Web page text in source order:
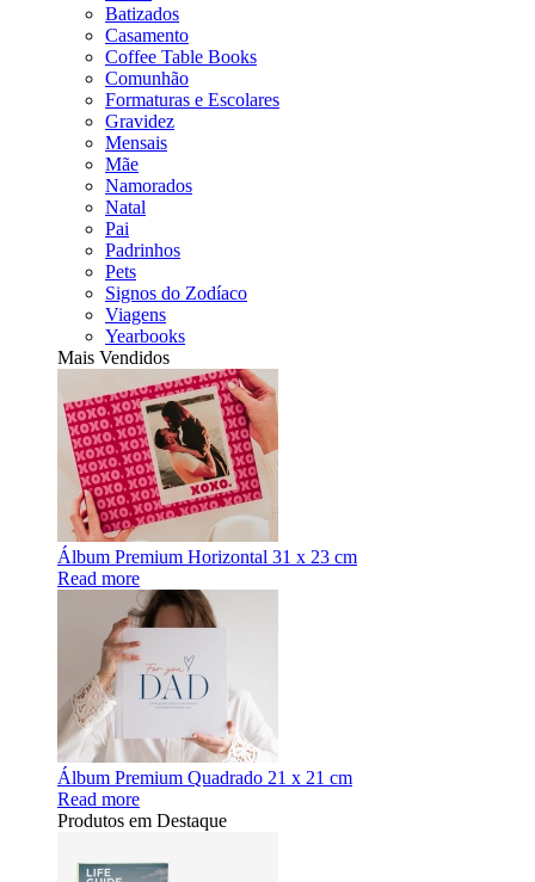
Batizados
Casamento
Coffee Table Books
Comunhão
Formaturas e Escolares
Gravidez
Mensais
Mãe
Namorados
Natal
Pai
Padrinhos
Pets
Signos do Zodíaco
Viagens
Yearbooks
Mais Vendidos
Álbum Premium Horizontal 31 x 23 cm
Read more
Álbum Premium Quadrado 21 x 21 cm
Read more
Produtos em Destaque